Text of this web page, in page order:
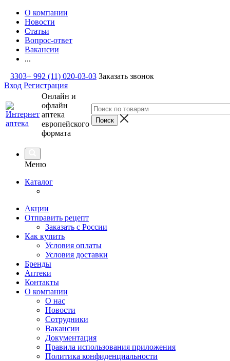
О компании
Новости
Статьи
Вопрос-ответ
Вакансии
...
3303+ 992 (11) 020-03-03 Заказать звонок
Вход Регистрация
Онлайн и
офлайн
аптека
европейского
формата
Меню
Каталог
Акции
Отправить рецепт
Заказать с России
Как купить
Условия оплаты
Условия доставки
Бренды
Аптеки
Контакты
О компании
О нас
Новости
Сотрудники
Вакансии
Документация
Правила использования приложения
Политика конфиденциальности